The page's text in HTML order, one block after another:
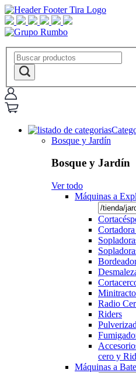
Bosque y Jardín
Bosque y Jardín
Ver todo
Máquinas a
Radio
Riders
cero y
Máquinas a